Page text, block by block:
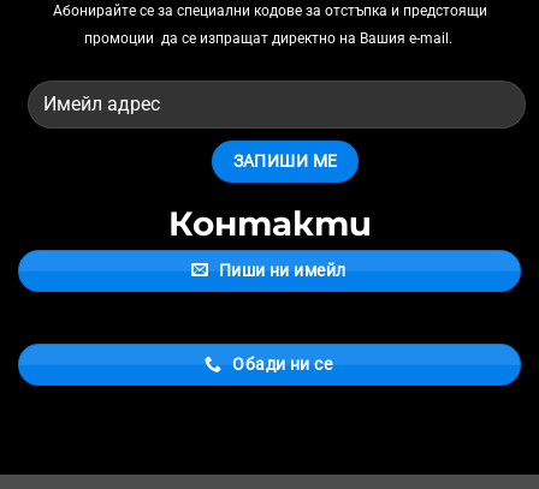
Абонирайте се за специални кодове за отстъпка и предстоящи
промоции да се изпращат директно на Вашия e-mail.
Контакти
Пиши ни имейл
Обади ни се